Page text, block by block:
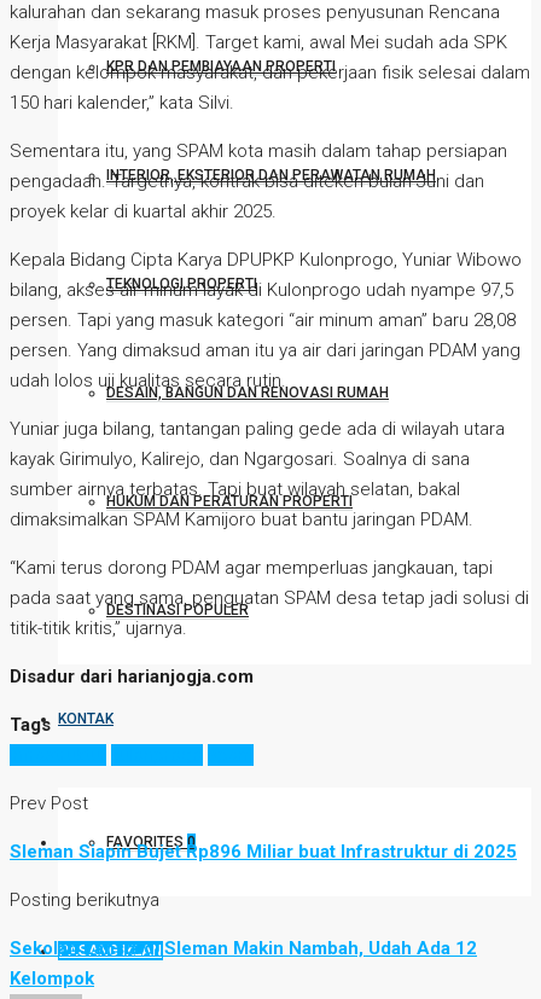
KPR DAN PEMBIAYAAN PROPERTI
INTERIOR, EKSTERIOR DAN PERAWATAN RUMAH
TEKNOLOGI PROPERTI
DESAIN, BANGUN DAN RENOVASI RUMAH
HUKUM DAN PERATURAN PROPERTI
DESTINASI POPULER
KONTAK
FAVORITES 0
PASANG IKLAN
kalurahan dan sekarang masuk proses penyusunan Rencana
Kerja Masyarakat [RKM]. Target kami, awal Mei sudah ada SPK
dengan kelompok masyarakat, dan pekerjaan fisik selesai dalam
150 hari kalender,” kata Silvi.
Sementara itu, yang SPAM kota masih dalam tahap persiapan
pengadaan. Targetnya, kontrak bisa diteken bulan Juni dan
proyek kelar di kuartal akhir 2025.
Kepala Bidang Cipta Karya DPUPKP Kulonprogo, Yuniar Wibowo
bilang, akses air minum layak di Kulonprogo udah nyampe 97,5
persen. Tapi yang masuk kategori “air minum aman” baru 28,08
persen. Yang dimaksud aman itu ya air dari jaringan PDAM yang
udah lolos uji kualitas secara rutin.
Yuniar juga bilang, tantangan paling gede ada di wilayah utara
kayak Girimulyo, Kalirejo, dan Ngargosari. Soalnya di sana
sumber airnya terbatas. Tapi buat wilayah selatan, bakal
dimaksimalkan SPAM Kamijoro buat bantu jaringan PDAM.
“Kami terus dorong PDAM agar memperluas jangkauan, tapi
pada saat yang sama, penguatan SPAM desa tetap jadi solusi di
titik-titik kritis,” ujarnya.
Disadur dari harianjogja.com
Tags
Prev Post
Sleman Siapin Bujet Rp896 Miliar buat Infrastruktur di 2025
Posting berikutnya
Sekolah Lansia di Sleman Makin Nambah, Udah Ada 12
Kelompok